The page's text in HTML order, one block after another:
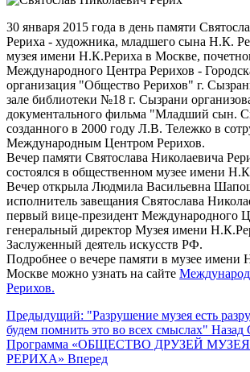
30 января 2015 года в день памяти
Рериха - художника, младшего сына Н.К.
музея имени Н.К.Рериха в Москве,
Международного Центра Рерихов -
организация "Общество Рерихов" г.
зале библиотеки №18 г. Сызрани
документального фильма "Младший сын.
созданного в 2000 году Л.В. Тележко в
Международным Центром Рерихов.
Вечер памяти Святослава Николаевича
состоялся в общественном музее имени
Вечер открыла Людмила Васильевна
исполнитель завещания Святослава
первый вице-президент Международного
генеральный директор Музея имени
Заслуженный деятель искусств РФ.
Подробнее о вечере памяти в музее имени
Москве можно узнать на сайте
Рерихов.
Предыдущий: "Разрушение музея есть
будем помнить это во всех смыслах" Назад
Программа «ОБЩЕСТВО ДРУЗЕЙ
РЕРИХА» Вперед